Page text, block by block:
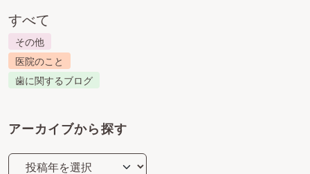
すべて
その他
医院のこと
歯に関するブログ
アーカイブから探す